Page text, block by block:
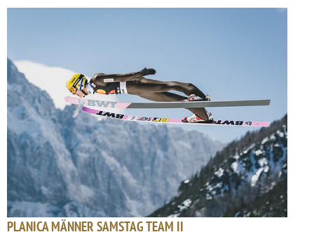
PLANICA MÄNNER SAMSTAG TEAM II